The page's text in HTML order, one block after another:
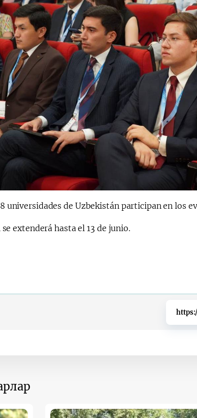
universidades de Uzbekistán participan en los
extenderá hasta el 13 de junio.